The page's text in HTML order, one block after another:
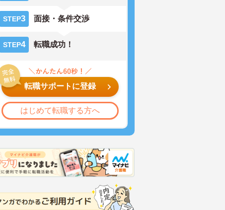
STEP3 面接・条件交渉
STEP4 転職成功！
転職サポートに登録
はじめて転職する方へ